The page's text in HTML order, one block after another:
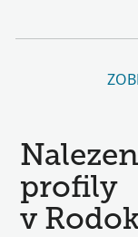
profily
v